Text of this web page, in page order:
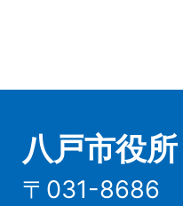
八戸市役所
〒031-8686